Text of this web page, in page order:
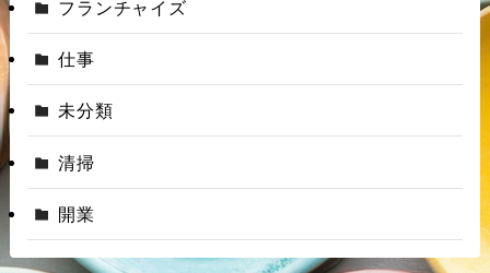
フランチャイズ
仕事
未分類
清掃
開業